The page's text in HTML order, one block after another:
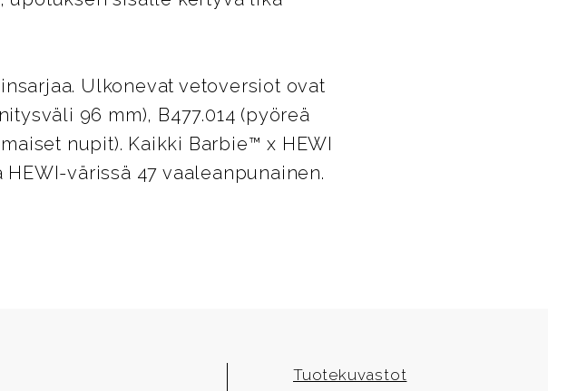
Ulkonevat vetoversiot ovat
96 mm), B477.014 (pyöreä
nupit). Kaikki Barbie™ x HEWI
värissä 47 vaaleanpunainen.
Tuotekuvastot